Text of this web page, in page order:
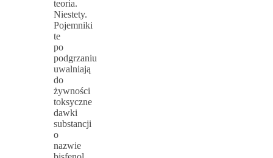
teoria.
Niestety.
Pojemniki
te
po
podgrzaniu
uwalniają
do
żywności
toksyczne
dawki
substancji
o
nazwie